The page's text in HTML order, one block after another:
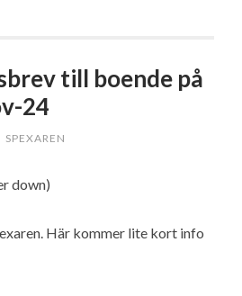
till boende på
24
SPEXAREN
down)
Här kommer lite kort info